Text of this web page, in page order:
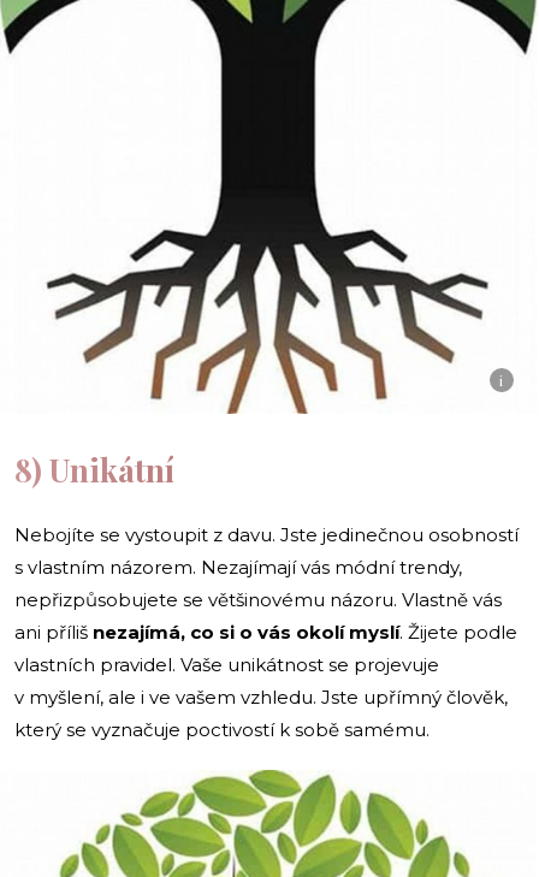
i
8) Unikátní
Nebojíte se vystoupit z davu. Jste jedinečnou osobností
s vlastním názorem. Nezajímají vás módní trendy,
nepřizpůsobujete se většinovému názoru. Vlastně vás
ani příliš nezajímá, co si o vás okolí myslí. Žijete podle
vlastních pravidel. Vaše unikátnost se projevuje
v myšlení, ale i ve vašem vzhledu. Jste upřímný člověk,
který se vyznačuje poctivostí k sobě samému.